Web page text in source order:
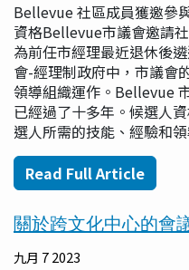
Bellevue 社區成員獲邀參
資格Bellevue市議會邀請
為前任市經理最近退休後
會-經理制政府中，市議會
領導組織運作。Bellevue
已經過了十多年。候選人
選人所需的技能、經驗和
Read Full Article
關於跨文化中心的會
九月 7 2023